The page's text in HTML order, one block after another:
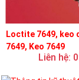
Loctite 7649, keo
7649, Keo 7649
Liên hệ: